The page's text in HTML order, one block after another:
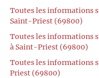
Toutes les informations
Saint-Priest (69800)
Toutes les informations
à Saint-Priest (69800)
Toutes les informations
Priest (69800)